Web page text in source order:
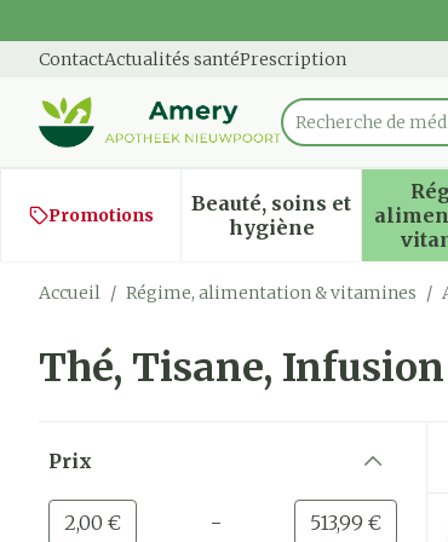
ContactActualités santéPrescription
Rechercher
Recherche de méd
Promotions
Beauté, soins et
hygièneAfficher le sous-
Accueil / Régime, alimentation & vitamines /
Thé, Tisane, Infusion
Prix
Valeur minimale
2,00 € - Valeur maximale
513,99 €